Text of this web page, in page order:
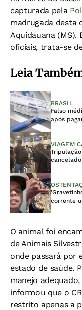
capturada pela
madrugada desta
Aquidauana (MS).
oficiais, trata-se
Leia
BRASIL
Falso
após
VIAGEM
cancelado
corrente
O animal foi
de Animais
onde passará por
estado de saúde.
manejo
informou que o
restrito apenas a